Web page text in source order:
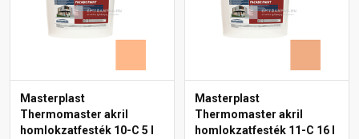
Masterplast
Thermomaster akril
homlokzatfesték 10-C 5 l
Masterplast
Thermomaster akril
homlokzatfesték 11-C 16 l